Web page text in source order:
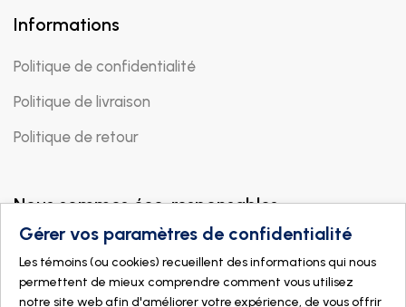
Informations
Politique de confidentialité
Politique de livraison
Politique de retour
Nous sommes éco-responsables
Gérer vos paramètres de confidentialité
Les témoins (ou cookies) recueillent des informations qui nous
permettent de mieux comprendre comment vous utilisez
notre site web afin d'améliorer votre expérience, de vous offrir